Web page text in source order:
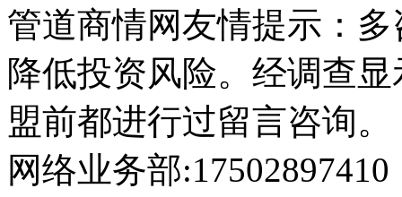
管道商情网友情提示：
降低投资风险。经调查
盟前都进行过留言咨询。
网络业务部